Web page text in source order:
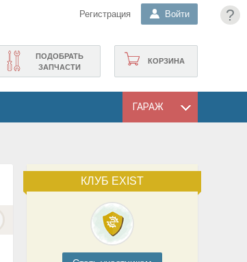
?
Регистрация Войти
КОРЗИНА
ПОДОБРАТЬ
ЗАПЧАСТИ
ГАРАЖ
КЛУБ EXIST